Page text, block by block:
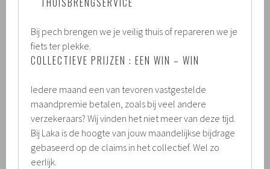
Bij pech brengen we je veilig thuis of repareren we je
fiets ter plekke.
COLLECTIEVE PRIJZEN : EEN WIN – WIN
Iedere maand een van tevoren vastgestelde
maandpremie betalen, zoals bij veel andere
verzekeraars? Wij vinden het niet meer van deze tijd.
Bij Laka is de hoogte van jouw maandelijkse bijdrage
gebaseerd op de claims in het collectief. Wel zo
eerlijk.